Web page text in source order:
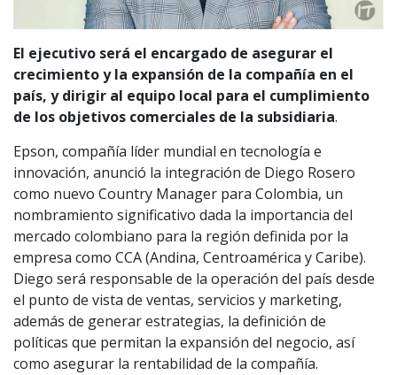
El ejecutivo será el encargado de asegurar el
crecimiento y la expansión de la compañía en el
país, y dirigir al equipo local para el cumplimiento
de los objetivos comerciales de la subsidiaria.
Epson, compañía líder mundial en tecnología e
innovación, anunció la integración de Diego Rosero
como nuevo Country Manager para Colombia, un
nombramiento significativo dada la importancia del
mercado colombiano para la región definida por la
empresa como CCA (Andina, Centroamérica y Caribe).
Diego será responsable de la operación del país desde
el punto de vista de ventas, servicios y marketing,
además de generar estrategias, la definición de
políticas que permitan la expansión del negocio, así
como asegurar la rentabilidad de la compañía.